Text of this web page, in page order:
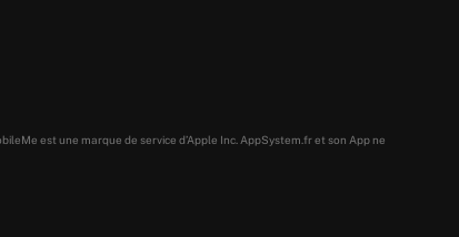
est une marque de service d’Apple Inc. AppSystem.fr et son App ne